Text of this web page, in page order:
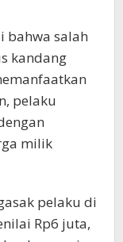
bahwa salah
kandang
pelaku
milik
pelaku di
Rp6 juta,